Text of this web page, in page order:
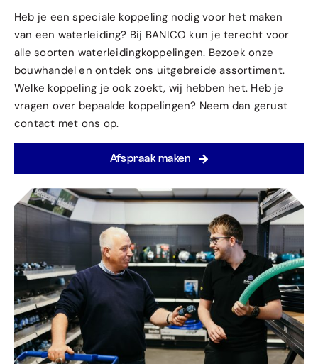
Heb je een speciale koppeling nodig voor het maken
van een waterleiding? Bij BANICO kun je terecht voor
alle soorten waterleidingkoppelingen. Bezoek onze
bouwhandel en ontdek ons uitgebreide assortiment.
Welke koppeling je ook zoekt, wij hebben het. Heb je
vragen over bepaalde koppelingen? Neem dan gerust
contact met ons op.
Afspraak maken